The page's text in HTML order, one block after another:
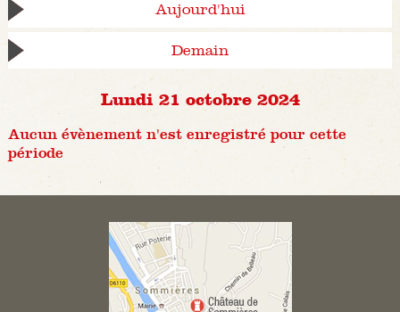
Aujourd'hui
Demain
Lundi 21 octobre 2024
Aucun évènement n'est enregistré pour cette
période